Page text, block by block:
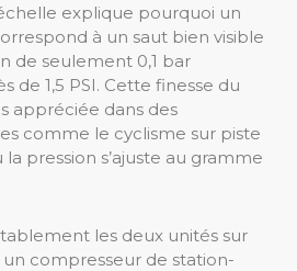
explique pourquoi un
à un saut bien visible
de seulement 0,1 bar
de 1,5 PSI. Cette finesse du
appréciée dans des
comme le cyclisme sur piste
pression s’ajuste au gramme
les deux unités sur
compresseur de station-